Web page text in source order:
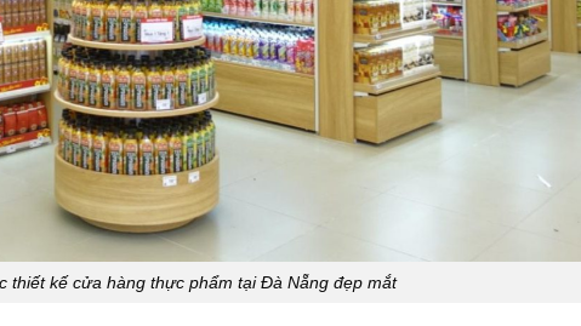
thiết kế cửa hàng thực phẩm tại Đà Nẵng đẹp mắt